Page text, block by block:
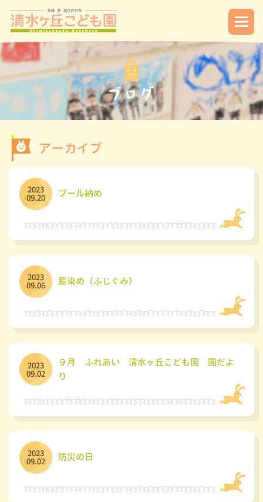
アーカイブ
2023
09.20 プール納め
2023
09.06 藍染め（ふじぐみ）
2023
09.02
９月 ふれあい 清水ヶ丘こども園 園だよ
り
2023
09.02 防災の日